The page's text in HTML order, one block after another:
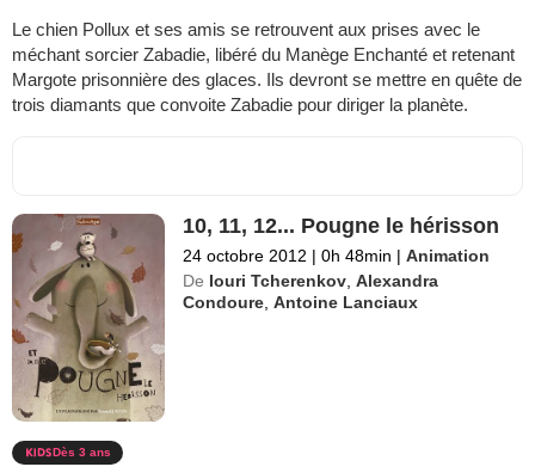
Le chien Pollux et ses amis se retrouvent aux prises avec le
méchant sorcier Zabadie, libéré du Manège Enchanté et retenant
Margote prisonnière des glaces. Ils devront se mettre en quête de
trois diamants que convoite Zabadie pour diriger la planète.
10, 11, 12... Pougne le hérisson
24 octobre 2012 | 0h 48min | Animation
De Iouri Tcherenkov ,Alexandra
Condoure ,Antoine Lanciaux
Dès 3 ans